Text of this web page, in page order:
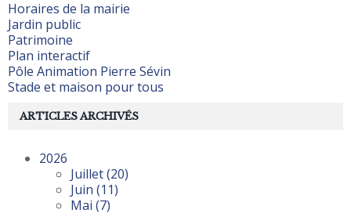
Horaires de la mairie
Jardin public
Patrimoine
Plan interactif
Pôle Animation Pierre Sévin
Stade et maison pour tous
ARTICLES ARCHIVÉS
2026
Juillet(20)
Juin (11)
Mai (7)